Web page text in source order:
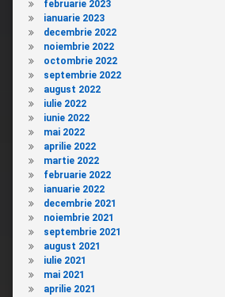
februarie 2023
ianuarie 2023
decembrie 2022
noiembrie 2022
octombrie 2022
septembrie 2022
august 2022
iulie 2022
iunie 2022
mai 2022
aprilie 2022
martie 2022
februarie 2022
ianuarie 2022
decembrie 2021
noiembrie 2021
septembrie 2021
august 2021
iulie 2021
mai 2021
aprilie 2021